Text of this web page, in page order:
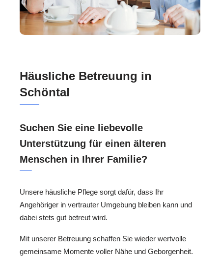
Häusliche Betreuung in
Schöntal
Suchen Sie eine liebevolle
Unterstützung für einen älteren
Menschen in Ihrer Familie?
Unsere häusliche Pflege sorgt dafür, dass Ihr
Angehöriger in vertrauter Umgebung bleiben kann und
dabei stets gut betreut wird.
Mit unserer Betreuung schaffen Sie wieder wertvolle
gemeinsame Momente voller Nähe und Geborgenheit.